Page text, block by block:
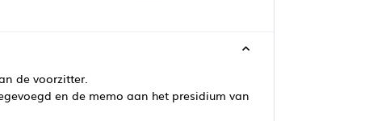
de voorzitter.
en de memo aan het presidium van